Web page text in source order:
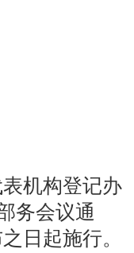
表机构登记办
务会议通
日起施行。